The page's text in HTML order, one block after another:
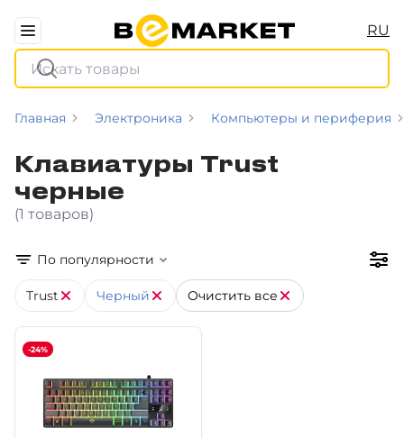
RU
Главная Электроника Компьютеры и периферия
Клавиатуры Trust
черные
(1 товаров)
По популярности
Trust Черный Очистить все
-24%